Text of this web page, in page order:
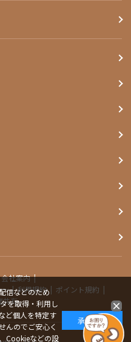
会社案内
利用規約
ポイント規約
共有
信などのため
を取得・利用し
ど個人を特定す
んのでご安心く
Cookieなどの設
承諾する